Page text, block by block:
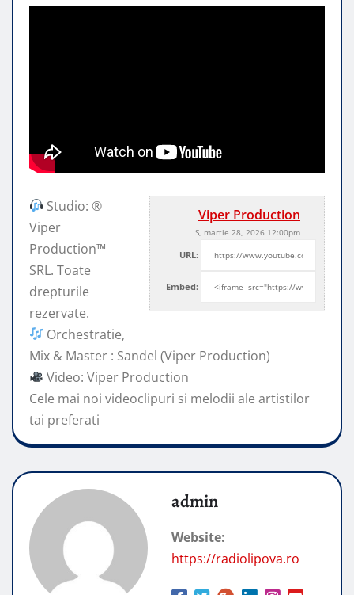
Viper Production
S, martie 28, 2026 12:00pm
URL:
Embed:
Studio: ®
Viper
Production™
SRL. Toate
drepturile
rezervate.
Orchestratie,
Mix & Master : Sandel (Viper Production)
Video: Viper Production
Cele mai noi videoclipuri si melodii ale artistilor
tai preferati
admin
Website:
https://radiolipova.ro